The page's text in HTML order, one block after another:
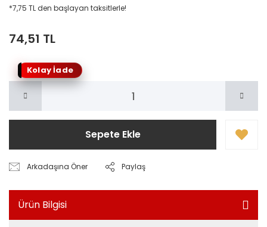
*7,75 TL den başlayan taksitlerle!
74,51 TL
Kolay İade
Sepete Ekle
Arkadaşına Öner Paylaş
Ürün Bilgisi